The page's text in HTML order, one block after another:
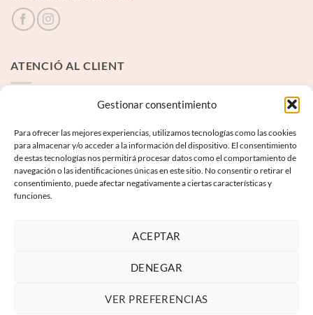
Gestionar consentimiento
Para ofrecer las mejores experiencias, utilizamos tecnologías como las cookies
para almacenar y/o acceder a la información del dispositivo. El consentimiento
de estas tecnologías nos permitirá procesar datos como el comportamiento de
navegación o las identificaciones únicas en este sitio. No consentir o retirar el
consentimiento, puede afectar negativamente a ciertas características y
funciones.
ACEPTAR
DENEGAR
VER PREFERENCIAS
ATENCIÓ AL CLIENT
INFORMACIÓ LEGAL
Avís Legal